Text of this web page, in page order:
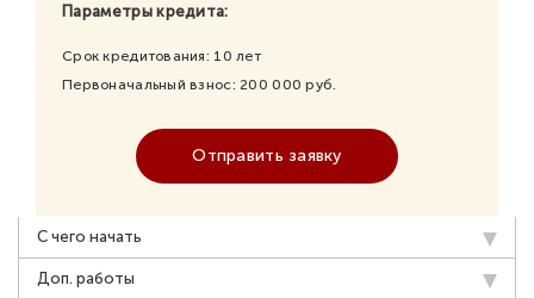
Параметры кредита:
Срок кредитования: 10 лет
Первоначальный взнос: 200 000 руб.
Отправить заявку
С чего начать
Доп. работы